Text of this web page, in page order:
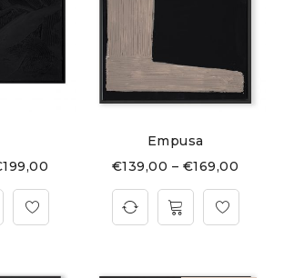
199,00
Empusa
€139,00 – €169,00